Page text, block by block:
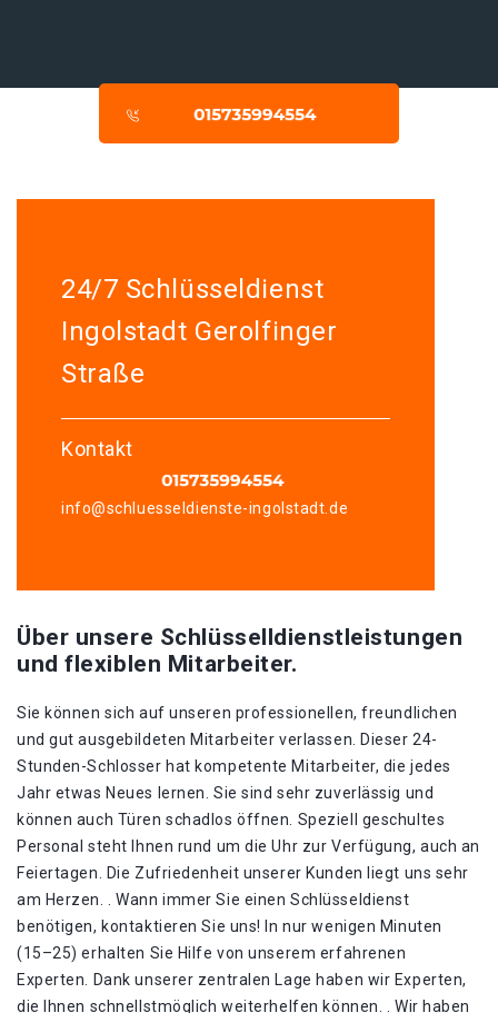
24/7 Schlüsseldienst
Ingolstadt Gerolfinger
Straße
Kontakt
info@schluesseldienste-ingolstadt.de
Über unsere Schlüsselldienstleistungen
und flexiblen Mitarbeiter.
Sie können sich auf unseren professionellen, freundlichen
und gut ausgebildeten Mitarbeiter verlassen. Dieser 24-
Stunden-Schlosser hat kompetente Mitarbeiter, die jedes
Jahr etwas Neues lernen. Sie sind sehr zuverlässig und
können auch Türen schadlos öffnen. Speziell geschultes
Personal steht Ihnen rund um die Uhr zur Verfügung, auch an
Feiertagen. Die Zufriedenheit unserer Kunden liegt uns sehr
am Herzen. . Wann immer Sie einen Schlüsseldienst
benötigen, kontaktieren Sie uns! In nur wenigen Minuten
(15–25) erhalten Sie Hilfe von unserem erfahrenen
Experten. Dank unserer zentralen Lage haben wir Experten,
die Ihnen schnellstmöglich weiterhelfen können. . Wir haben